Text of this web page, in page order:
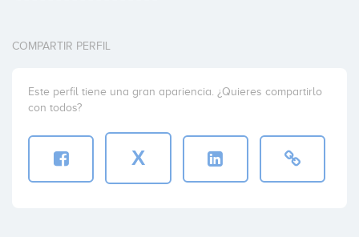
COMPARTIR PERFIL
Este perfil tiene una gran apariencia. ¿Quieres compartirlo
con todos?
X